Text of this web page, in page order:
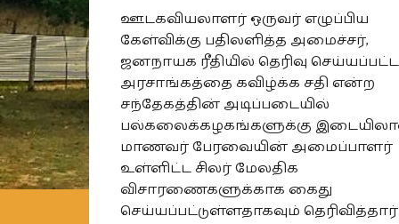
ஊடகவியலாளர் ஒருவர் எழுப்பிய
கேள்விக்கு பதிலளித்த அமைச்சர்,
ஜனநாயக ரீதியில் தெரிவு செய்யப்பட்ட
அரசாங்கத்தை கவிழ்க்க சதி என்ற
சந்தேகத்தின் அடிப்படையில்
பல்கலைக்கழகங்களுக்கு
மாணவர் பேரவையின் அமைப்பாளர்
உள்ளிட்ட சிலர் மேலதிக
விசாரணைகளுக்காக கைது
செய்யப்பட்டுள்ளதாகவும் தெரிவித்தார்.